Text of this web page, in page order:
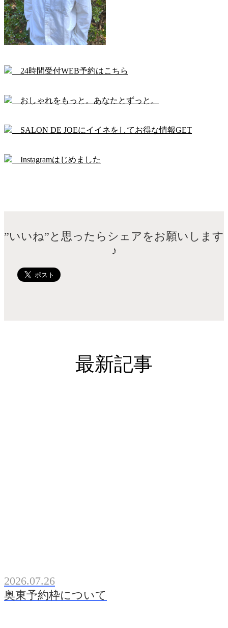
24時間受付WEB予約はこちら
おしゃれをもっと。あなたとずっと。
SALON DE JOEにイイネをしてお得な情報GET
Instagramはじめました
”いいね”と思ったらシェアをお願いします
♪
最新記事
2026.07.26
奥東予約枠について